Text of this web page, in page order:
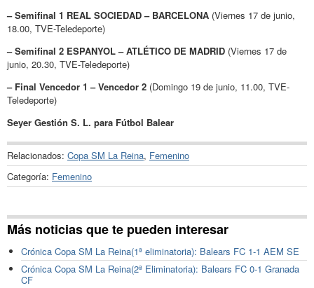
– Semifinal 1 REAL SOCIEDAD – BARCELONA (Viernes 17 de junio,
18.00, TVE-Teledeporte)
– Semifinal 2 ESPANYOL – ATLÉTICO DE MADRID (Viernes 17 de
junio, 20.30, TVE-Teledeporte)
– Final Vencedor 1 – Vencedor 2 (Domingo 19 de junio, 11.00, TVE-
Teledeporte)
Seyer Gestión S. L. para Fútbol Balear
Relacionados: Copa SM La Reina, Femenino
Categoría: Femenino
Más noticias que te pueden interesar
Crónica Copa SM La Reina(1ª eliminatoria): Balears FC 1-1 AEM SE
Crónica Copa SM La Reina(2ª Eliminatoria): Balears FC 0-1 Granada
CF